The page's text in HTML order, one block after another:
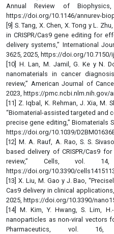
Annual Review of
https://doi.org/10.1146/annurev-
[9] S. Tang, X. Chen, X. Tong y L.
in CRISPR/Cas9 gene editing for
delivery systems,” International
3625, 2025, https://doi.org/10.7150/
[10] H. Lan, M. Jamil, G. Ke y N.
nanomaterials in cancer
review,” American Journal of
2023, https://pmc.ncbi.nlm.nih.gov/
[11] Z. Iqbal, K. Rehman, J. Xia, M.
“Biomaterial-assisted targeted and
precise gene editing,” Biomaterials
https://doi.org/10.1039/
[12] M. A. Rauf, A. Rao, S. S.
based delivery of CRISPR/Cas9
review,” Cells, vol.
https://doi.org/10.3390/
[13] X. Liu, M. Gao y J. Bao,
Cas9 delivery in clinical
2025, https://doi.org/10.3390/
[14] M. Kim, Y. Hwang, S. Lim,
nanoparticles as non-viral vectors
Pharmaceutics, vol.